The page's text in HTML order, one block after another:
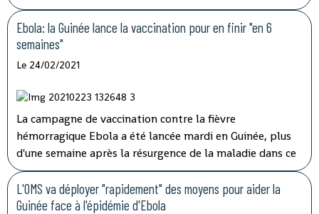
responsable de la Croix-Rouge dans un entretien à l'AFP.
Ebola: la Guinée lance la vaccination pour en finir "en 6
semaines"
Le 24/02/2021
La campagne de vaccination contre la fièvre
hémorragique Ebola a été lancée mardi en Guinée, plus
d'une semaine après la résurgence de la maladie dans ce
pays d'Afrique de l'Ouest qui espère l'éradiquer "en six
semaines" selon son ministre de la Santé.
L'OMS va déployer "rapidement" des moyens pour aider la
Guinée face à l'épidémie d'Ebola